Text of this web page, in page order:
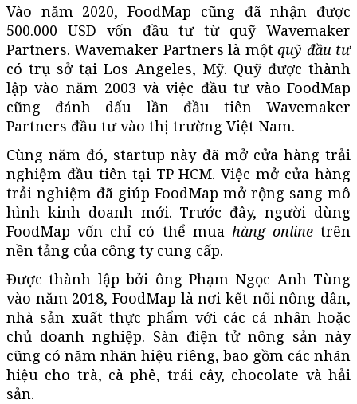
Vào năm 2020, FoodMap cũng đã nhận được
500.000 USD vốn đầu tư từ quỹ Wavemaker
Partners. Wavemaker Partners là mộtquỹ đầu tư
có trụ sở tại Los Angeles, Mỹ. Quỹ được thành
lập vào năm 2003 và việc đầu tư vào FoodMap
cũng đánh dấu lần đầu tiên Wavemaker
Partners đầu tư vào thị trường Việt Nam.
Cùng năm đó, startup này đã mở cửa hàng trải
nghiệm đầu tiên tại TP HCM. Việc mở cửa hàng
trải nghiệm đã giúp FoodMap mở rộng sang mô
hình kinh doanh mới. Trước đây, người dùng
FoodMap vốn chỉ có thể mua hàng onlinetrên
nền tảng của công ty cung cấp.
Được thành lập bởi ông Phạm Ngọc Anh Tùng
vào năm 2018, FoodMap là nơi kết nối nông dân,
nhà sản xuất thực phẩm với các cá nhân hoặc
chủ doanh nghiệp. Sàn điện tử nông sản này
cũng có năm nhãn hiệu riêng, bao gồm các nhãn
hiệu cho trà, cà phê, trái cây, chocolate và hải
sản.